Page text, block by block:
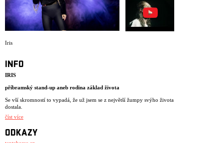
Iris
INFO
IRIS
příbramský stand-up aneb rodina základ života
Se vší skromností to vypadá, že už jsem se z největší žumpy svýho života
dostala.
V deseti letech jsme neznala slova jako mikrovlnka a kávovar. Na
Vztahy? Jaký máte na mysli?
číst více
ODKAZY